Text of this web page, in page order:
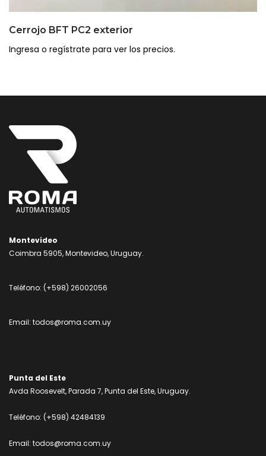
Cerrojo BFT PC2 exterior
Ingresa o regístrate para ver los precios.
Montevideo
Coimbra 5905, Montevideo, Uruguay.
Teléfono: (+598) 26002056
Email: todos@roma.com.uy
Punta del Este
Avda Roosevelt, Parada 7, Punta del Este, Uruguay.
Teléfono: (+598) 42484139
Email: todos@roma.com.uy